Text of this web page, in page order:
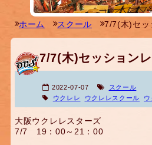
ホーム スクール 7/7(木)セッ
7/7(木)セッション
2022-07-07
スクール
ウクレレ
ウクレレスクール
大阪ウクレレスターズ
7/7 19：00～21：00